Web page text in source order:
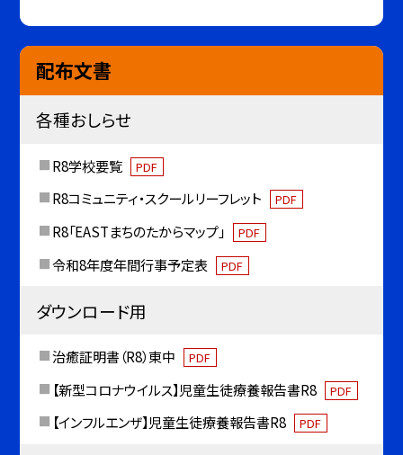
配布文書
各種おしらせ
R8学校要覧 PDF
R8コミュニティ・スクールリーフレット PDF
R8「EASTまちのたからマップ」 PDF
令和8年度年間行事予定表 PDF
ダウンロード用
治癒証明書（R8）東中 PDF
【新型コロナウイルス】児童生徒療養報告書R8 PDF
【インフルエンザ】児童生徒療養報告書R8 PDF